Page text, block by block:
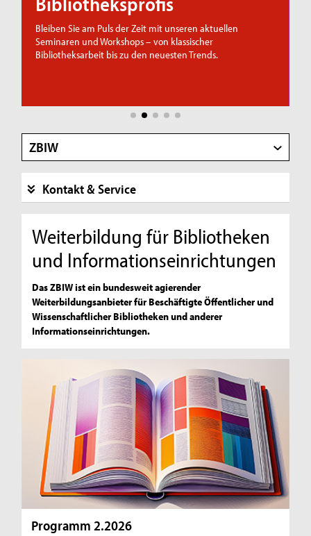
Bleiben Sie am Puls der Zeit mit unseren aktuellen
Seminaren und Workshops – von klassischer
Bibliotheksarbeit bis zu den neuesten Trends.
ZBIW
Kontakt & Service
Weiterbildung für Bibliotheken
und Informationseinrichtungen
Das ZBIW ist ein bundesweit agierender
Weiterbildungsanbieter für Beschäftigte Öffentlicher und
Wissenschaftlicher Bibliotheken und anderer
Informationseinrichtungen.
Programm 2.2026